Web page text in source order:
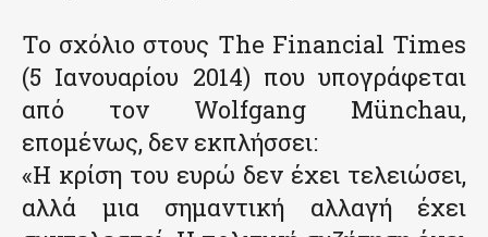
Το σχόλιο στους The Financial Times
(5 Ιανουαρίου 2014) που υπογράφεται
από τον Wolfgang Münchau,
επομένως, δεν εκπλήσσει:
«Η κρίση του ευρώ δεν έχει τελειώσει,
αλλά μια σημαντική αλλαγή έχει